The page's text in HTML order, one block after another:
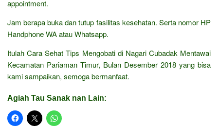
appointment.
Jam berapa buka dan tutup fasilitas kesehatan. Serta nomor HP
Handphone WA atau Whatsapp.
Itulah Cara Sehat Tips Mengobati di Nagari Cubadak Mentawai
Kecamatan Pariaman Timur, Bulan Desember 2018 yang bisa
kami sampaikan, semoga bermanfaat.
Agiah Tau Sanak nan Lain: